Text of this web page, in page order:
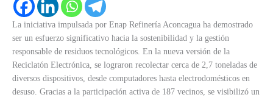
La iniciativa impulsada por Enap Refinería Aconcagua ha demostrado
ser un esfuerzo significativo hacia la sostenibilidad y la gestión
responsable de residuos tecnológicos. En la nueva versión de la
Reciclatón Electrónica, se lograron recolectar cerca de 2,7 toneladas de
diversos dispositivos, desde computadores hasta electrodomésticos en
desuso. Gracias a la participación activa de 187 vecinos, se visibilizó un